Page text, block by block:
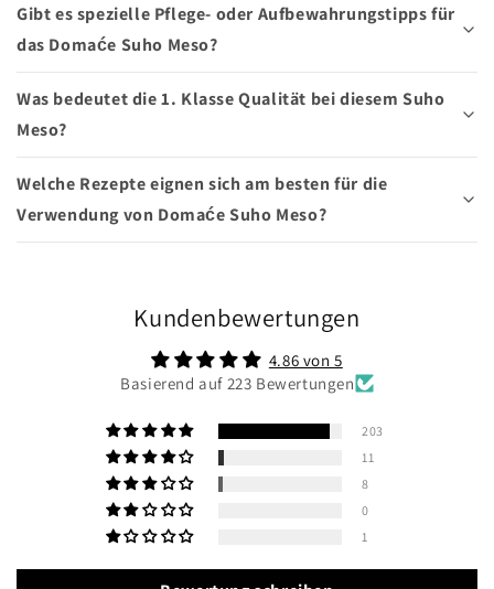
Gibt es spezielle Pflege- oder Aufbewahrungstipps für
das Domaće Suho Meso?
Was bedeutet die 1. Klasse Qualität bei diesem Suho
Meso?
Welche Rezepte eignen sich am besten für die
Verwendung von Domaće Suho Meso?
Kundenbewertungen
4.86 von 5
Basierend auf 223 Bewertungen
203
11
8
0
1